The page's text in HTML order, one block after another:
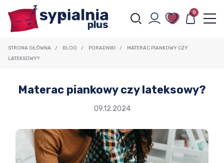
0
STRONA GŁÓWNA / BLOG / PORADNIKI /
MATERAC PIANKOWY CZY
LATEKSOWY?
Materac piankowy czy lateksowy?
09.12.2024